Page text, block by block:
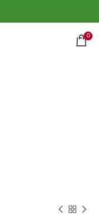
0